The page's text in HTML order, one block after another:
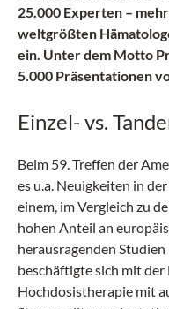
25.000 Experten –
weltgrößten
ein. Unter dem Motto
5.000 Präsentationen
Einzel- vs.
Beim 59. Treffen der
es u.a. Neuigkeiten in
einem, im Vergleich zu
hohen Anteil an
herausragenden
beschäftigte sich mit der
Hochdosistherapie mit